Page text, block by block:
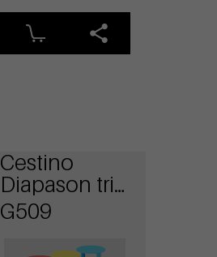
Cestino
Diapason tris
con
G509